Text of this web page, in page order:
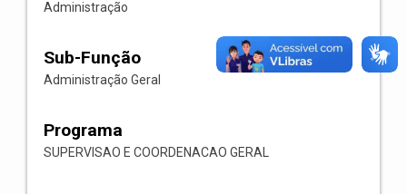
Administração
Sub-Função
Administração Geral
Programa
SUPERVISAO E COORDENACAO GERAL